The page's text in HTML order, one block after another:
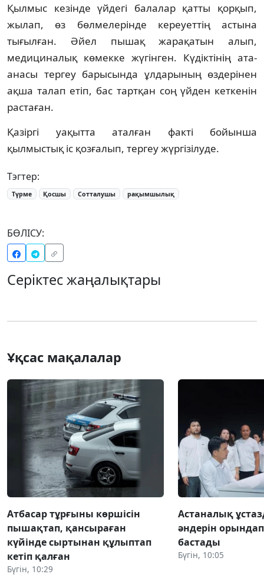
Қылмыс кезінде үйдегі балалар қатты қорқып,
жылап, өз бөлмелерінде кереуеттің астына
тығылған. Әйел пышақ жарақатын алып,
медициналық көмекке жүгінген. Күдіктінің ата-
анасы тергеу барысында ұлдарының өздерінен
ақша талап етіп, бас тартқан соң үйден кеткенін
растаған.
Қазіргі уақытта аталған факті бойынша
қылмыстық іс қозғалып, тергеу жүргізілуде.
Тэгтер:
Түрме Қосшы Сотталушы рақымшылық
БӨЛІСУ:
Серіктес жаңалықтары
Ұқсас мақалалар
Атбасар тұрғыны көршісін
пышақтап, қансыраған
күйінде сыртынан құлыптап
кетіп қалған
Бүгін, 10:29
Астаналық
әндерін
бастады
Бүгін, 10:05